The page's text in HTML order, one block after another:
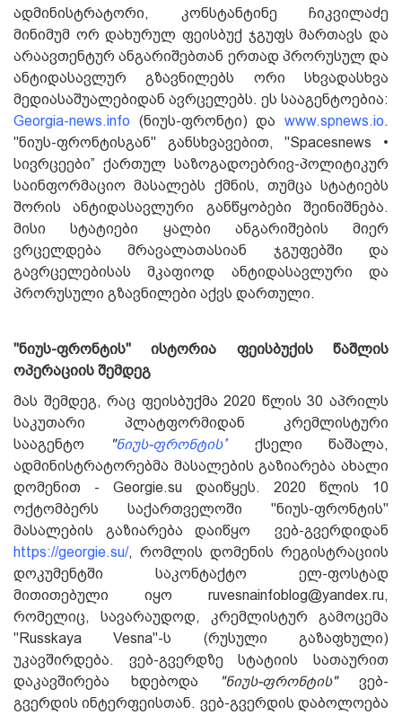
ადმინისტრატორი, კონსტანტინე ჩიკვილაძე
მინიმუმ ორ დახურულ ფეისბუქ ჯგუფს მართავს და
არაავთენტურ ანგარიშებთან ერთად პრორუსულ და
ანტიდასავლურ გზავნილებს ორი სხვადასხვა
მედიასაშუალებიდან ავრცელებს. ეს სააგენტოებია:
Georgia-news.info (ნიუს-ფრონტი) და www.spnews.io.
"ნიუს-ფრონტისგან" განსხვავებით, "Spacesnews •
სივრცეები” ქართულ საზოგადოებრივ-პოლიტიკურ
საინფორმაციო მასალებს ქმნის, თუმცა სტატიებს
შორის ანტიდასავლური განწყობები შეინიშნება.
მისი სტატიები ყალბი ანგარიშების მიერ
ვრცელდება მრავალათასიან ჯგუფებში და
გავრცელებისას მკაფიოდ ანტიდასავლური და
პრორუსული გზავნილები აქვს დართული.
"ნიუს-ფრონტის" ისტორია ფეისბუქის წაშლის
ოპერაციის შემდეგ
მას შემდეგ, რაც ფეისბუქმა 2020 წლის 30 აპრილს
საკუთარი პლატფორმიდან კრემლისტური
სააგენტო
"ნიუს-ფრონტის’’
ქსელი წაშალა,
ადმინისტრატორებმა მასალების გაზიარება ახალი
დომენით - Georgie.su დაიწყეს. 2020 წლის 10
ოქტომბერს საქართველოში "ნიუს-ფრონტის"
მასალების გაზიარება დაიწყო ვებ-გვერდიდან
https://georgie.su/, რომლის დომენის რეგისტრაციის
დოკუმენტში საკონტაქტო ელ-ფოსტად
მითითებული იყო ruvesnainfoblog@yandex.ru,
რომელიც, სავარაუდოდ, კრემლისტურ გამოცემა
"Russkaya Vesna"-ს (რუსული გაზაფხული)
უკავშირდება. ვებ-გვერდზე სტატიის სათაურით
დაკავშირება ხდებოდა "ნიუს-ფრონტის"ვებ-
გვერდის ინტერფეისთან. ვებ-გვერდის დაბოლოება